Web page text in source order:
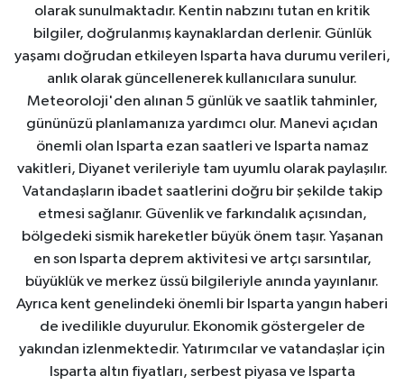
olarak sunulmaktadır. Kentin nabzını tutan en kritik
bilgiler, doğrulanmış kaynaklardan derlenir. Günlük
yaşamı doğrudan etkileyen Isparta hava durumu verileri,
anlık olarak güncellenerek kullanıcılara sunulur.
Meteoroloji'den alınan 5 günlük ve saatlik tahminler,
gününüzü planlamanıza yardımcı olur. Manevi açıdan
önemli olan Isparta ezan saatleri ve Isparta namaz
vakitleri, Diyanet verileriyle tam uyumlu olarak paylaşılır.
Vatandaşların ibadet saatlerini doğru bir şekilde takip
etmesi sağlanır. Güvenlik ve farkındalık açısından,
bölgedeki sismik hareketler büyük önem taşır. Yaşanan
en son Isparta deprem aktivitesi ve artçı sarsıntılar,
büyüklük ve merkez üssü bilgileriyle anında yayınlanır.
Ayrıca kent genelindeki önemli bir Isparta yangın haberi
de ivedilikle duyurulur. Ekonomik göstergeler de
yakından izlenmektedir. Yatırımcılar ve vatandaşlar için
Isparta altın fiyatları, serbest piyasa ve Isparta